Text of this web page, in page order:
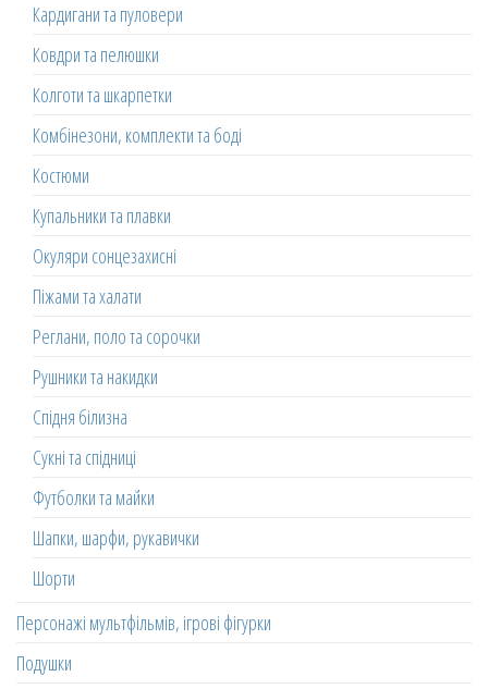
Кардигани та пуловери
Ковдри та пелюшки
Колготи та шкарпетки
Комбінезони, комплекти та боді
Костюми
Купальники та плавки
Окуляри сонцезахисні
Піжами та халати
Реглани, поло та сорочки
Рушники та накидки
Спідня білизна
Сукні та спідниці
Футболки та майки
Шапки, шарфи, рукавички
Шорти
Персонажі мультфільмів, ігрові фігурки
Подушки